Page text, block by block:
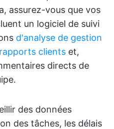
assurez-vous que vos
un logiciel de suivi
d'analyse de gestion
clients et,
directs de
des données
des tâches, les délais